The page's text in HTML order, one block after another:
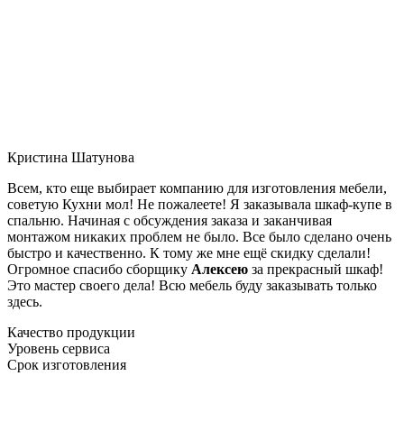
Кристина Шатунова
Всем, кто еще выбирает компанию для изготовления мебели,
советую Кухни мол! Не пожалеете! Я заказывала шкаф-купе в
спальню. Начиная с обсуждения заказа и заканчивая
монтажом никаких проблем не было. Все было сделано очень
быстро и качественно. К тому же мне ещё скидку сделали!
Огромное спасибо сборщику Алексею за прекрасный шкаф!
Это мастер своего дела! Всю мебель буду заказывать только
здесь.
Качество продукции
Уровень сервиса
Срок изготовления